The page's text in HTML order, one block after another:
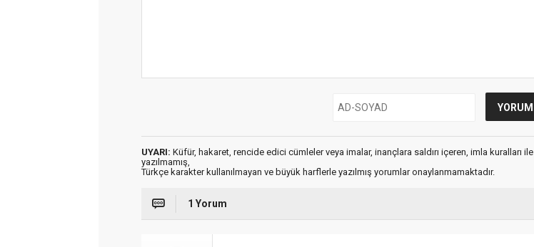
UYARI: Küfür, hakaret, rencide edici cümleler veya imalar, inançlara saldırı içeren, imla kuralları ile
yazılmamış,
Türkçe karakter kullanılmayan ve büyük harflerle yazılmış yorumlar onaylanmamaktadır.
1 Yorum